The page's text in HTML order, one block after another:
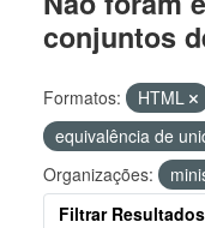
conjuntos
Formatos: HTML
equivalência de
Organizações:
Filtrar Resultados